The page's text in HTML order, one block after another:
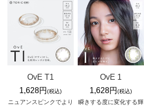
OvE T1
1,628円 (税込)
ニュアンスピンクでより
OvE 1
1,628円 (税込)
瞬きする度に変化する輝